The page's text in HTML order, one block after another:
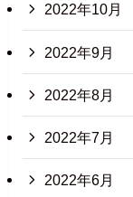
2022年10月
2022年9月
2022年8月
2022年7月
2022年6月